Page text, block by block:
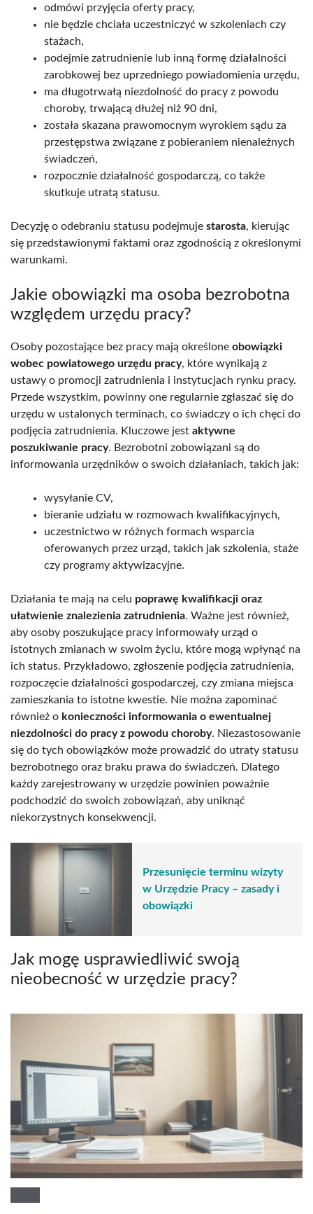
odmówi przyjęcia oferty pracy,
nie będzie chciała uczestniczyć w szkoleniach czy
stażach,
podejmie zatrudnienie lub inną formę działalności
zarobkowej bez uprzedniego powiadomienia urzędu,
ma długotrwałą niezdolność do pracy z powodu
choroby, trwającą dłużej niż 90 dni,
została skazana prawomocnym wyrokiem sądu za
przestępstwa związane z pobieraniem nienależnych
świadczeń,
rozpocznie działalność gospodarczą, co także
skutkuje utratą statusu.
Decyzję o odebraniu statusu podejmuje starosta, kierując
się przedstawionymi faktami oraz zgodnością z określonymi
warunkami.
Jakie obowiązki ma osoba bezrobotna
względem urzędu pracy?
Osoby pozostające bez pracy mają określone obowiązki
wobec powiatowego urzędu pracy, które wynikają z
ustawy o promocji zatrudnienia i instytucjach rynku pracy.
Przede wszystkim, powinny one regularnie zgłaszać się do
urzędu w ustalonych terminach, co świadczy o ich chęci do
podjęcia zatrudnienia. Kluczowe jest aktywne
poszukiwanie pracy. Bezrobotni zobowiązani są do
informowania urzędników o swoich działaniach, takich jak:
wysyłanie CV,
bieranie udziału w rozmowach kwalifikacyjnych,
uczestnictwo w różnych formach wsparcia
oferowanych przez urząd, takich jak szkolenia, staże
czy programy aktywizacyjne.
Działania te mają na celu poprawę kwalifikacji oraz
ułatwienie znalezienia zatrudnienia. Ważne jest również,
aby osoby poszukujące pracy informowały urząd o
istotnych zmianach w swoim życiu, które mogą wpłynąć na
ich status. Przykładowo, zgłoszenie podjęcia zatrudnienia,
rozpoczęcie działalności gospodarczej, czy zmiana miejsca
zamieszkania to istotne kwestie. Nie można zapominać
również o konieczności informowania o ewentualnej
niezdolności do pracy z powodu choroby. Niezastosowanie
się do tych obowiązków może prowadzić do utraty statusu
bezrobotnego oraz braku prawa do świadczeń. Dlatego
każdy zarejestrowany w urzędzie powinien poważnie
podchodzić do swoich zobowiązań, aby uniknąć
niekorzystnych konsekwencji.
Przesunięcie terminu wizyty
w Urzędzie Pracy – zasady i
obowiązki
Jak mogę usprawiedliwić swoją
nieobecność w urzędzie pracy?